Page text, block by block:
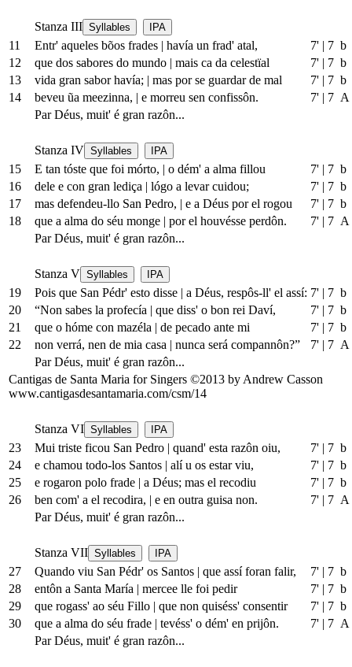
Stanza III Syllables IPA
11 Entr' aqueles bõos frades | havía un frad' atal, 7' | 7 b
12
que dos sabores do mundo | mais ca da celestïal 7' | 7 b
13
vida gran sabor havía; | mas por se guardar de mal 7' | 7 b
14
beveu ũa meezinna, | e morreu sen confissôn. 7' | 7 A
Par Déus, muit' é gran razôn...
Stanza IV Syllables IPA
15 E tan tóste que foi mórto, | o dém' a alma fillou 7' | 7 b
16
dele e con gran lediça | lógo a levar cuidou; 7' | 7 b
17
mas defendeu-llo San Pedro, | e a Déus por el rogou 7' | 7 b
18
que a alma do séu monge | por el houvésse perdôn. 7' | 7 A
Par Déus, muit' é gran razôn...
Stanza V Syllables IPA
19 Pois que San Pédr' esto disse | a Déus, respôs-ll' el assí: 7' | 7 b
20
“Non sabes la profecía | que diss' o bon rei Daví, 7' | 7 b
21
que o hóme con mazéla | de pecado ante mi 7' | 7 b
22
non verrá, nen de mia casa | nunca será compannôn?” 7' | 7 A
Par Déus, muit' é gran razôn...
Cantigas de Santa Maria for Singers ©2013 by Andrew Casson
www.cantigasdesantamaria.com/csm/14
Stanza VI Syllables IPA
23 Mui triste ficou San Pedro | quand' esta razôn oiu, 7' | 7 b
24
e chamou todo-los Santos | alí u os estar viu, 7' | 7 b
25
e rogaron polo frade | a Déus; mas el recodiu 7' | 7 b
26
ben com' a el recodira, | e en outra guisa non. 7' | 7 A
Par Déus, muit' é gran razôn...
Stanza VII Syllables IPA
27 Quando viu San Pédr' os Santos | que assí foran falir, 7' | 7 b
28
entôn a Santa María | mercee lle foi pedir 7' | 7 b
29
que rogass' ao séu Fillo | que non quiséss' consentir 7' | 7 b
30
que a alma do séu frade | tevéss' o dém' en prijôn. 7' | 7 A
Par Déus, muit' é gran razôn...